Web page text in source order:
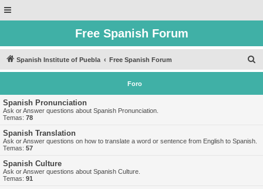
Free Spanish Forum
Spanish Institute of Puebla Free Spanish Forum
u
Foro
Spanish Pronunciation
Ask or Answer questions about Spanish Pronunciation.
Temas: 78
Spanish Translation
Ask or Answer questions on how to translate a word or sentence from English to Spanish.
Temas: 57
Spanish Culture
Ask or Answer questions about Spanish Culture.
Temas: 91